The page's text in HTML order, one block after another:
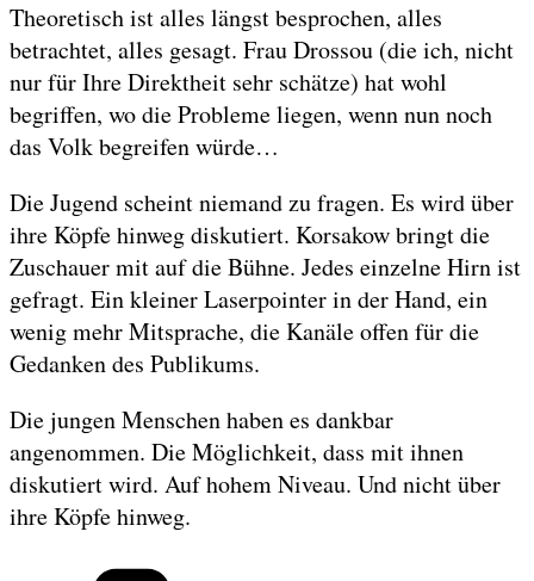
Theoretisch ist alles längst besprochen, alles
betrachtet, alles gesagt. Frau Drossou (die ich, nicht
nur für Ihre Direktheit sehr schätze) hat wohl
begriffen, wo die Probleme liegen, wenn nun noch
das Volk begreifen würde…
Die Jugend scheint niemand zu fragen. Es wird über
ihre Köpfe hinweg diskutiert. Korsakow bringt die
Zuschauer mit auf die Bühne. Jedes einzelne Hirn ist
gefragt. Ein kleiner Laserpointer in der Hand, ein
wenig mehr Mitsprache, die Kanäle offen für die
Gedanken des Publikums.
Die jungen Menschen haben es dankbar
angenommen. Die Möglichkeit, dass mit ihnen
diskutiert wird. Auf hohem Niveau. Und nicht über
ihre Köpfe hinweg.